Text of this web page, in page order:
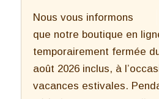
Nous vous informons
que notre boutique en
temporairement fermée
août 2026 inclus, à
vacances estivales.